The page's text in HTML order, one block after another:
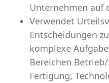
Unternehmen auf
Verwendet
Entscheidungen
komplexe
Bereichen
Fertigung,